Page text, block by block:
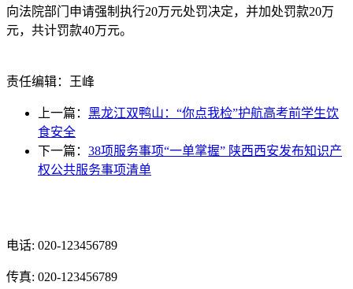
向法院部门申请强制执行20万元处罚决定，并加处罚款20万
元，共计罚款40万元。
责任编辑：王峰
上一篇： 黑龙江双鸭山：“你点我检”护航高考前学生饮
食安全
下一篇： 38项服务事项“一单掌握” 陕西西安发布知识产
权公共服务事项清单
电话: 020-123456789
传真: 020-123456789